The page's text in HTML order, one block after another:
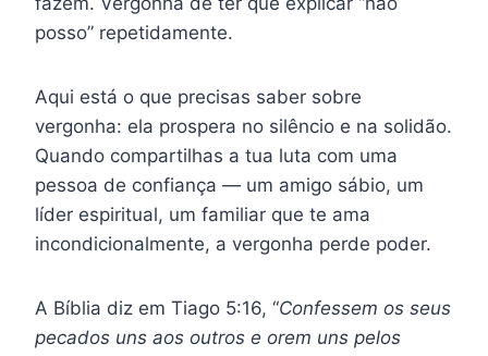
posso” repetidamente.
Aqui está o que precisas saber sobre
vergonha: ela prospera no silêncio e na solidão.
Quando compartilhas a tua luta com uma
pessoa de confiança — um amigo sábio, um
líder espiritual, um familiar que te ama
incondicionalmente, a vergonha perde poder.
A Bíblia diz em Tiago 5:16, “Confessem os seus
pecados uns aos outros e orem uns pelos